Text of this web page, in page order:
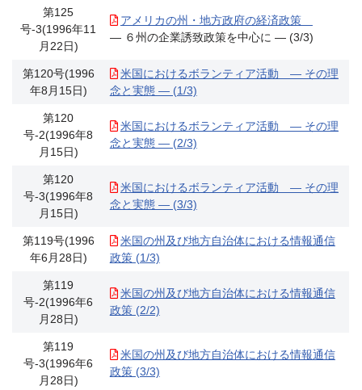
第125
号-3(1996年11
月22日)
アメリカの州・地方政府の経済政策
― ６州の企業誘致政策を中心に ― (3/3)
第120号(1996
年8月15日)
米国におけるボランティア活動 ― その理
念と実態 ― (1/3)
第120
号-2(1996年8
月15日)
米国におけるボランティア活動 ― その理
念と実態 ― (2/3)
第120
号-3(1996年8
月15日)
米国におけるボランティア活動 ― その理
念と実態 ― (3/3)
第119号(1996
年6月28日)
米国の州及び地方自治体における情報通信
政策 (1/3)
第119
号-2(1996年6
月28日)
米国の州及び地方自治体における情報通信
政策 (2/2)
第119
号-3(1996年6
月28日)
米国の州及び地方自治体における情報通信
政策 (3/3)